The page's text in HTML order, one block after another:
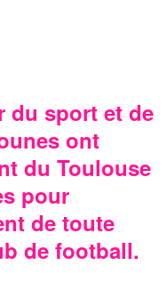
du sport et de
ont
du Toulouse
pour
de toute
de football.